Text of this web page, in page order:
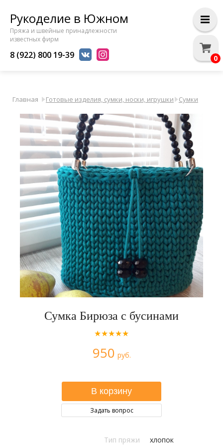
Рукоделие в Южном
Пряжа и швейные принадлежности
известных фирм
8 (922) 800 19-39
Главная Готовые изделия, сумки, носки, игрушки Сумки
Сумка Бирюза с бусинами
★★★★★
950 руб.
Задать вопрос
Тип пряжи хлопок
0